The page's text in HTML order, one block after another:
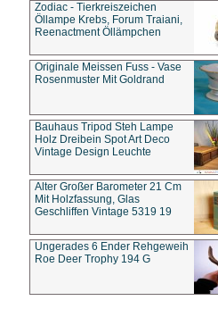
Zodiac - Tierkreiszeichen
Öllampe Krebs, Forum Traiani,
Reenactment Öllämpchen
Originale Meissen Fuss - Vase
Rosenmuster Mit Goldrand
Bauhaus Tripod Steh Lampe
Holz Dreibein Spot Art Deco
Vintage Design Leuchte
Alter Großer Barometer 21 Cm
Mit Holzfassung, Glas
Geschliffen Vintage 5319 19
Ungerades 6 Ender Rehgeweih
Roe Deer Trophy 194 G